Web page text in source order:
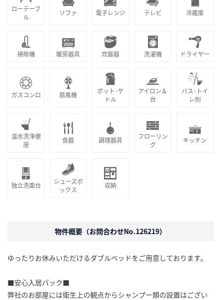
ローテーブ
ル
ソファ 電子レンジ テレビ 冷蔵庫
掃除機 暖房器具 炊飯器 洗濯機 ドライヤー
ガスコンロ 扇風機
ポット･ケ
トル
アイロン＆
台
バス･トイ
レ別
温水洗浄便
座
食器 調理器具
フローリン
グ
キッチン
独立洗面台
シューズボ
ックス
収納
物件概要（お問合わせNo.126219）
ゆったりお休みいただけるダブルベッドをご用意しております。
■安心入居パック■
弊社のお部屋には衛生上の観点からシャンプー類の設置はござい